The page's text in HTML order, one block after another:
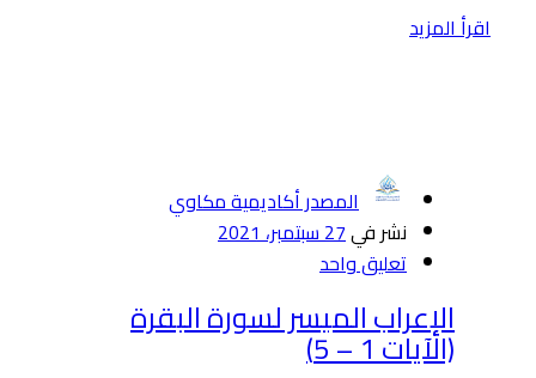
اقرأ المزيد
المصدر أكاديمية مكاوي
نشر في27 سبتمبر، 2021
تعليق واحد
الإعراب الميسر لسورة البقرة
(الآيات 1 – 5)